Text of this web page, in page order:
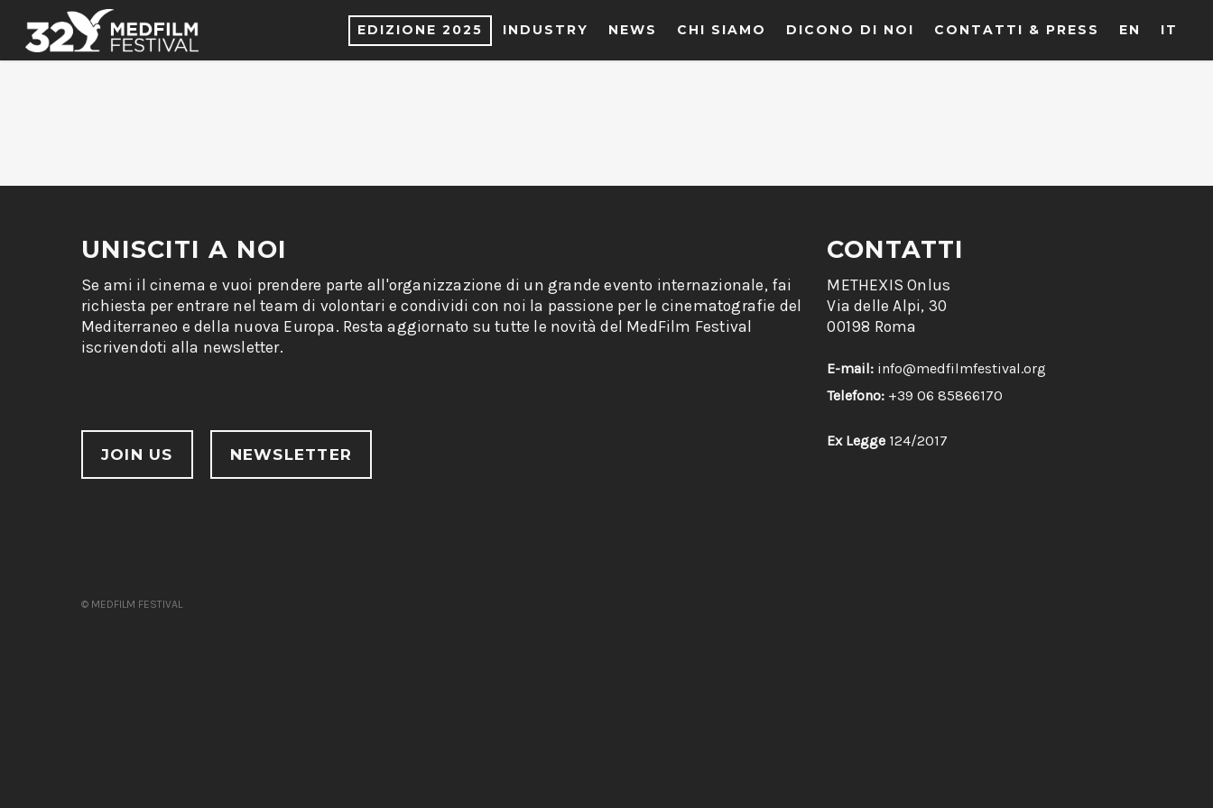
EDIZIONE 2025 INDUSTRY NEWS CHI SIAMO DICONO DI NOI CONTATTI & PRESS EN IT
UNISCITI A NOI
Se ami il cinema e vuoi prendere parte all'organizzazione di un grande evento internazionale, fai
richiesta per entrare nel team di volontari e condividi con noi la passione per le cinematografie del
Mediterraneo e della nuova Europa. Resta aggiornato su tutte le novità del MedFilm Festival
iscrivendoti alla newsletter.
JOIN US NEWSLETTER
CONTATTI
METHEXIS Onlus
Via delle Alpi, 30
00198 Roma
E-mail: info@medfilmfestival.org
Telefono: +39 06 85866170
Ex Legge 124/2017
© MEDFILM FESTIVAL